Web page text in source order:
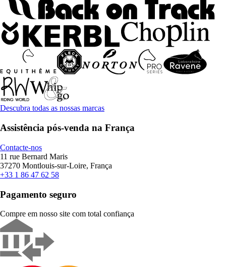
Descubra todas as nossas marcas
Assistência pós-venda na França
Contacte-nos
11 rue Bernard Maris
37270 Montlouis-sur-Loire, França
+33 1 86 47 62 58
Pagamento seguro
Compre em nosso site com total confiança